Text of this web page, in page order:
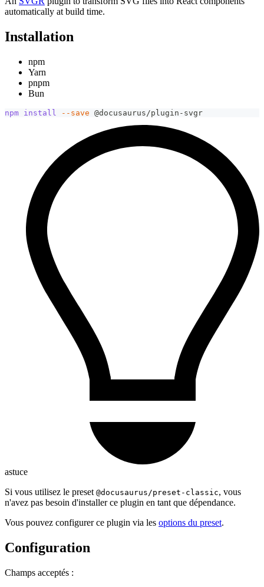
automatically at build time.
Installation
npm
Yarn
pnpm
Bun
npm install --save @docusaurus/plugin-svgr
astuce
Si vous utilisez le preset @docusaurus/preset-classic, vous
n'avez pas besoin d'installer ce plugin en tant que dépendance.
Vous pouvez configurer ce plugin via les options du preset.
Configuration
Champs acceptés :